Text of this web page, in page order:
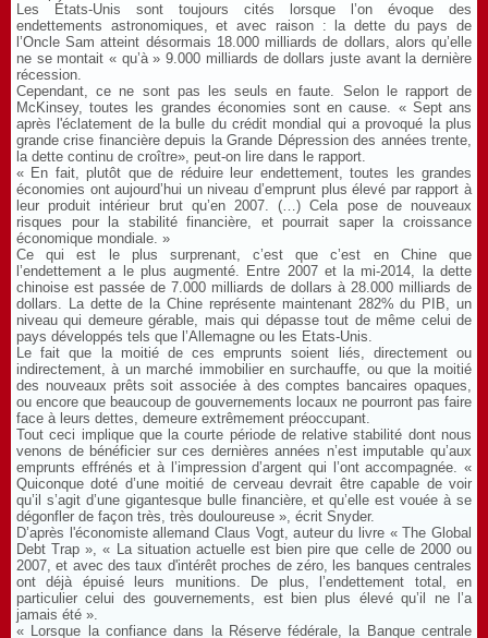
Les États-Unis sont toujours cités lorsque l’on évoque des
endettements astronomiques, et avec raison : la dette du pays de
l’Oncle Sam atteint désormais 18.000 milliards de dollars, alors qu’elle
ne se montait « qu’à » 9.000 milliards de dollars juste avant la dernière
récession.
Cependant, ce ne sont pas les seuls en faute. Selon le rapport de
McKinsey, toutes les grandes économies sont en cause. « Sept ans
après l'éclatement de la bulle du crédit mondial qui a provoqué la plus
grande crise financière depuis la Grande Dépression des années trente,
la dette continu de croître», peut-on lire dans le rapport.
« En fait, plutôt que de réduire leur endettement, toutes les grandes
économies ont aujourd’hui un niveau d’emprunt plus élevé par rapport à
leur produit intérieur brut qu’en 2007. (…) Cela pose de nouveaux
risques pour la stabilité financière, et pourrait saper la croissance
économique mondiale. »
Ce qui est le plus surprenant, c’est que c’est en Chine que
l’endettement a le plus augmenté. Entre 2007 et la mi-2014, la dette
chinoise est passée de 7.000 milliards de dollars à 28.000 milliards de
dollars. La dette de la Chine représente maintenant 282% du PIB, un
niveau qui demeure gérable, mais qui dépasse tout de même celui de
pays développés tels que l’Allemagne ou les Etats-Unis.
Le fait que la moitié de ces emprunts soient liés, directement ou
indirectement, à un marché immobilier en surchauffe, ou que la moitié
des nouveaux prêts soit associée à des comptes bancaires opaques,
ou encore que beaucoup de gouvernements locaux ne pourront pas faire
face à leurs dettes, demeure extrêmement préoccupant.
Tout ceci implique que la courte période de relative stabilité dont nous
venons de bénéficier sur ces dernières années n’est imputable qu’aux
emprunts effrénés et à l’impression d’argent qui l’ont accompagnée. «
Quiconque doté d’une moitié de cerveau devrait être capable de voir
qu’il s’agit d’une gigantesque bulle financière, et qu’elle est vouée à se
dégonfler de façon très, très douloureuse », écrit Snyder.
D’après l'économiste allemand Claus Vogt, auteur du livre « The Global
Debt Trap », « La situation actuelle est bien pire que celle de 2000 ou
2007, et avec des taux d'intérêt proches de zéro, les banques centrales
ont déjà épuisé leurs munitions. De plus, l’endettement total, en
particulier celui des gouvernements, est bien plus élevé qu’il ne l’a
jamais été ».
« Lorsque la confiance dans la Réserve fédérale, la Banque centrale